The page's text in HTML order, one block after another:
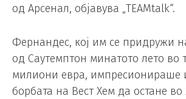
од Арсенал, објавува „TEAMtalk“.
Фернандес, кој им се придружи
од Саутемптон минатото лето во
милиони евра, импресионираше
борбата на Вест Хем да остане во